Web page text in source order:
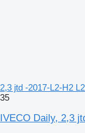
2,3 jtd -2017-L2-H2
35
IVECO Daily, 2,3